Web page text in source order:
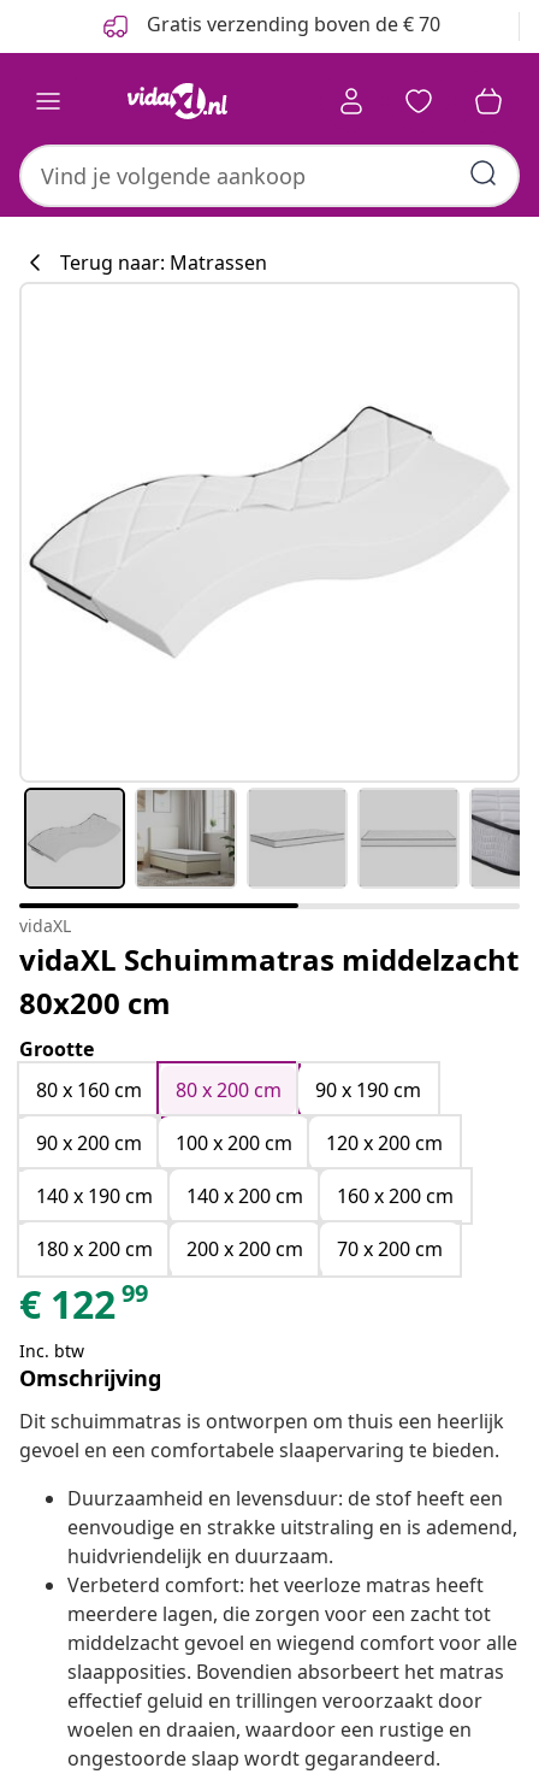
Gratis verzending boven de € 70
Terug naar: Matrassen
vidaXL
vidaXL Schuimmatras middelzacht
80x200 cm
Grootte
80 x 160 cm
80 x 200 cm
90 x 190 cm
90 x 200 cm
100 x 200 cm
120 x 200 cm
140 x 190 cm
140 x 200 cm
160 x 200 cm
180 x 200 cm
200 x 200 cm 70 x 200 cm
€ 12299
Inc. btw
Omschrijving
Dit schuimmatras is ontworpen om thuis een heerlijk
gevoel en een comfortabele slaapervaring te bieden.
Duurzaamheid en levensduur: de stof heeft een
eenvoudige en strakke uitstraling en is ademend,
huidvriendelijk en duurzaam.
Verbeterd comfort: het veerloze matras heeft
meerdere lagen, die zorgen voor een zacht tot
middelzacht gevoel en wiegend comfort voor alle
slaapposities. Bovendien absorbeert het matras
effectief geluid en trillingen veroorzaakt door
woelen en draaien, waardoor een rustige en
ongestoorde slaap wordt gegarandeerd.